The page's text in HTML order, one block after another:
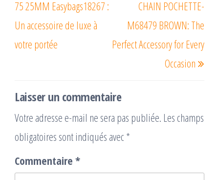
l’article
75 25MM Easybags18267 :
Un accessoire de luxe à
votre portée
CHAIN POCHETTE-
M68479 BROWN: The
Perfect Accessory for Every
Occasion
Laisser un commentaire
Votre adresse e-mail ne sera pas publiée. Les champs
obligatoires sont indiqués avec *
Commentaire *